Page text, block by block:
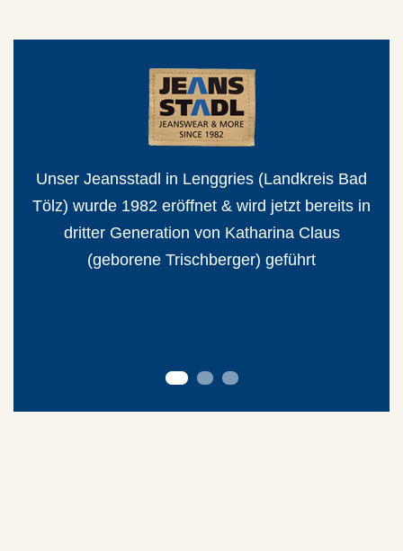
Unser Jeansstadl in Lenggries (Landkreis Bad
Tölz) wurde 1982 eröffnet & wird jetzt bereits in
dritter Generation von Katharina Claus
(geborene Trischberger) geführt